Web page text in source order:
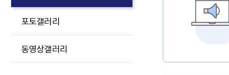
포토갤러리
동영상갤러리